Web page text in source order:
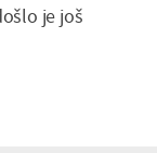
je još